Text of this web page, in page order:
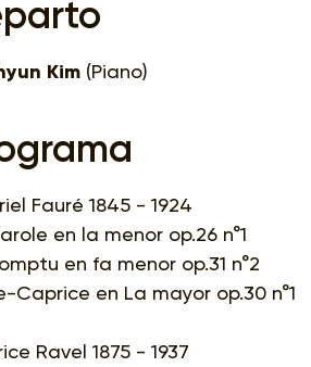
Kim (Piano)
Fauré 1845 - 1924
en la menor op.26 n°1
en fa menor op.31 n°2
Caprice en La mayor op.30 n°1
Ravel 1875 - 1937